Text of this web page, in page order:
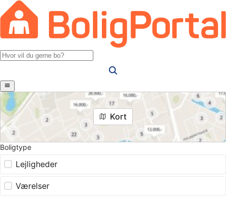
Kort
Boligtype
Lejligheder
Værelser